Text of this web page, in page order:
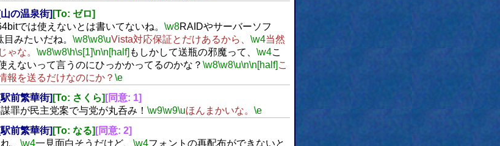
の温泉街] [To: ゼロ]
では使えないとは書いてないね。 \w8RAIDやサーバーソフ
みたいだね。 \w8\w8\uVista対応保証とだけあるから、 \w4当然
ゃな。 \w8\w8\h\s[1]\n\n[half] もしかして送瓶の邪魔って、 \w4こ
えないって言うのにひっかかってるのかな？ \w8\w8\u\n\n[half] こ
報を送るだけなのにか？ \e
前繁華街] [To: さくら] [同意: 1]
罪が民主党案で与党が丸呑み！ \w9\w9\uほんまかいな。 \e
前繁華街] [To: なる] [同意: 2]
、 \w4一見面白そうだけど、 \w4フォントの再配布ができないと